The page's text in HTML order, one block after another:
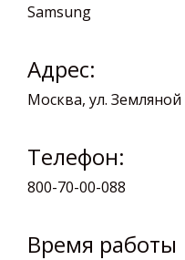
Samsung
Адрес:
Москва, ул.
Телефон:
800-70-00-088
Время работы